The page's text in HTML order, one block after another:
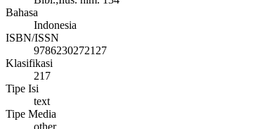
Bahasa
Indonesia
ISBN/ISSN
9786230272127
Klasifikasi
217
Tipe Isi
text
Tipe Media
other